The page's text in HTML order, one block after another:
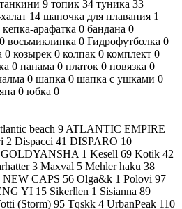
танкини 9 топик 34 туника 33
14 шапочка для плавания 1
кепка-арафатка 0 бандана 0
0 восьмиклинка 0 Гидрофутболка 0
0 козырек 0 колпак 0 комплект 0
0 панама 0 платок 0 повязка 0
0 шапка 0 шапка с ушками 0
0 юбка 0
beach 9 ATLANTIC EMPIRE
2 Dispacci 41 DISPARO 10
GOLDYANSHA 1 Kesell 69 Kotik 42
3 Maxval 5 Mehler haku 38
NEW CAPS 56 Olga&k 1 Polovi 97
YI 15 Sikerllen 1 Sisianna 89
(Storm) 95 Tqskk 4 UrbanPeak 110